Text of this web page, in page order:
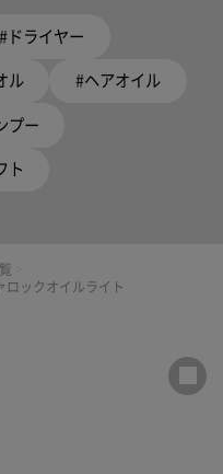
#ドライヤー
ル #ヘアオイル
プー
ト
ロックオイルライト